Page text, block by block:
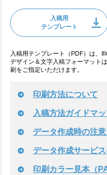
入稿用
テンプレート
入稿用テンプレート（PDF）は、
デザイン＆文字入稿フォーマット
刷をご指定いただけます。
印刷方法について
入稿方法ガイドマ
データ作成時の注意
データ作成サービ
印刷カラー見本（